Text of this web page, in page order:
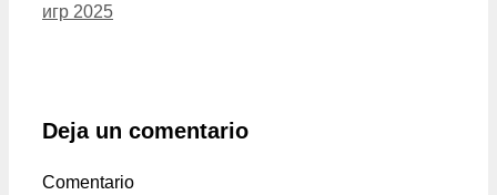
игр 2025
Deja un comentario
Comentario